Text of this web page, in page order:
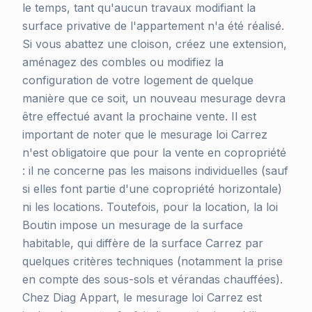
le temps, tant qu'aucun travaux modifiant la
surface privative de l'appartement n'a été réalisé.
Si vous abattez une cloison, créez une extension,
aménagez des combles ou modifiez la
configuration de votre logement de quelque
manière que ce soit, un nouveau mesurage devra
être effectué avant la prochaine vente. Il est
important de noter que le mesurage loi Carrez
n'est obligatoire que pour la vente en copropriété
: il ne concerne pas les maisons individuelles (sauf
si elles font partie d'une copropriété horizontale)
ni les locations. Toutefois, pour la location, la loi
Boutin impose un mesurage de la surface
habitable, qui diffère de la surface Carrez par
quelques critères techniques (notamment la prise
en compte des sous-sols et vérandas chauffées).
Chez Diag Appart, le mesurage loi Carrez est